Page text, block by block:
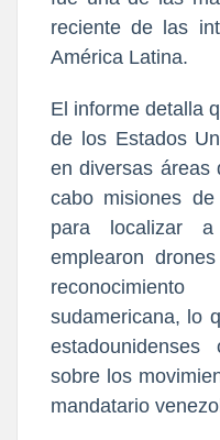
reciente de las
América Latina.
El informe detalla
de los Estados
en diversas áreas
cabo misiones
para localizar
emplearon
sudamericana, lo
sobre los
mandatario